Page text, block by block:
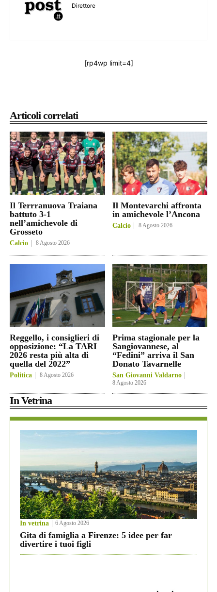
Articoli correlati
Il Terrranuova Traiana
battuto 3-1
nell’amichevole di
Grosseto
Calcio 8 Agosto 2026
Il Montevarchi affronta
in amichevole l’Ancona
Calcio 8 Agosto 2026
Reggello, i consiglieri di
opposizione: “La TARI
2026 resta più alta di
quella del 2022”
Politica 8 Agosto 2026
Prima stagionale per la
Sangiovannese, al
“Fedini” arriva il San
Donato Tavarnelle
San Giovanni Valdarno
8 Agosto 2026
In Vetrina
In vetrina 6 Agosto 2026
Gita di famiglia a Firenze: 5 idee per far
divertire i tuoi figli
Direttore
[rp4wp limit=4]